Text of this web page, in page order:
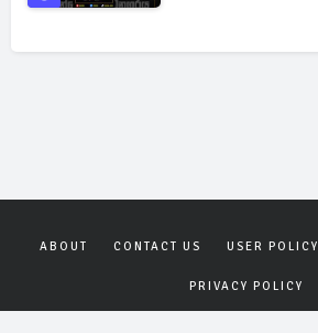
ABOUT CONTACT US USER POLICY
PRIVACY POLICY